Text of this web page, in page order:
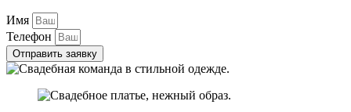
Имя
Телефон
Отправить заявку